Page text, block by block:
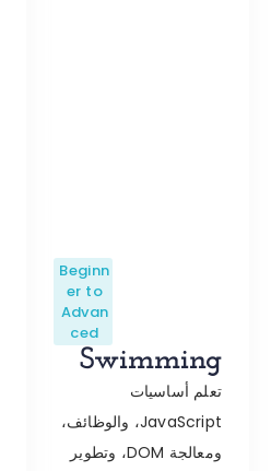
Beginn
er to
Advan
ced
Swimming
تعلم أساسيات
JavaScript، والوظائف،
ومعالجة DOM، وتطوير